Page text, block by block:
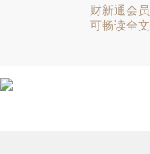
财新通会员
可畅读全文